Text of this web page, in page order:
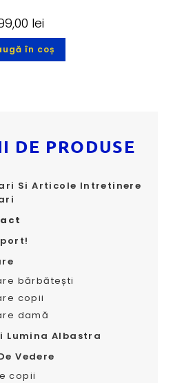
lei
în coș
DE PRODUSE
Si Articole Intretinere
bărbătești
copii
damă
Lumina Albastra
Vedere
copii